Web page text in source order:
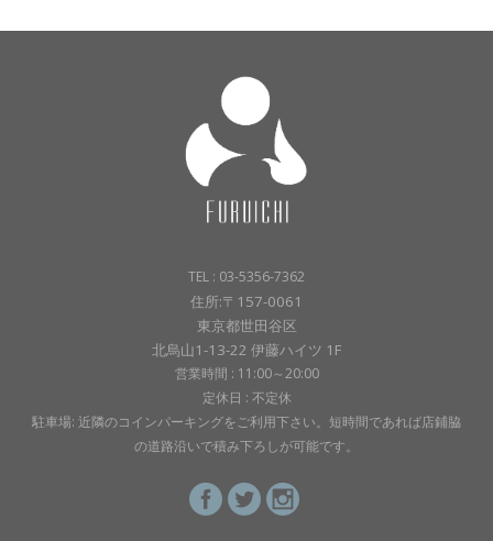
TEL : 03-5356-7362
住所:〒157-0061
東京都世田谷区
北烏山1-13-22 伊藤ハイツ 1F
営業時間 : 11:00～20:00
定休日 : 不定休
駐車場: 近隣のコインパーキングをご利用下さい。短時間であれば店鋪脇
の道路沿いで積み下ろしが可能です。